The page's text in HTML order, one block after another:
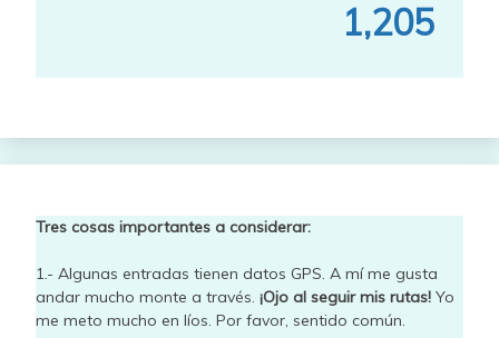
1,205
Tres cosas importantes a considerar:
1.- Algunas entradas tienen datos GPS. A mí me gusta
andar mucho monte a través. ¡Ojo al seguir mis rutas! Yo
me meto mucho en líos. Por favor, sentido común.